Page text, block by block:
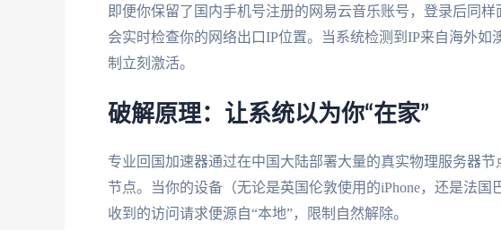
即便你保留了国内手机号注册的网易云音乐账号，登录后同
会实时检查你的网络出口IP位置。当系统检测到IP来自海外
制立刻激活。
破解原理：让系统以为你“在家”
专业回国加速器通过在中国大陆部署大量的真实物理服务器
节点。当你的设备（无论是英国伦敦使用的iPhone，还是法
收到的访问请求便源自“本地”，限制自然解除。